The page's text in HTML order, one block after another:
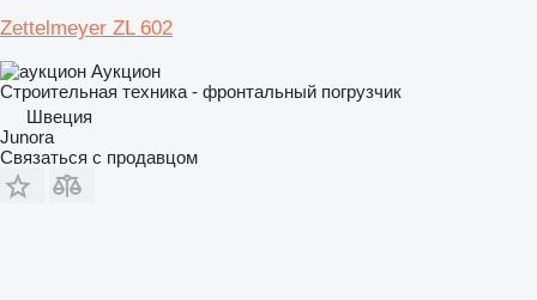
Zettelmeyer ZL 602
Аукцион
Строительная техника - фронтальный погрузчик
Швеция
Junora
Связаться с продавцом